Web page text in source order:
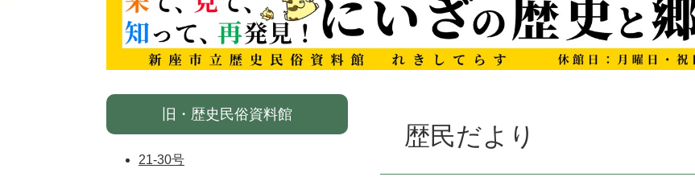
歴民だより
旧・歴史民俗資料館
21-30号